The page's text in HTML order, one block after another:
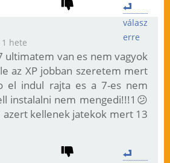
válasz
erre
hete
ultimatem van es nem vagyok
az XP jobban szeretem mert
el indul rajta es a 7-es nem
instalalni nem mengedi!!!1😕
kellenek jatekok mert 13